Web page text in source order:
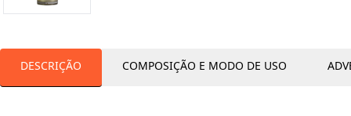
COMPOSIÇÃO E MODO DE USO
DESCRIÇÃO